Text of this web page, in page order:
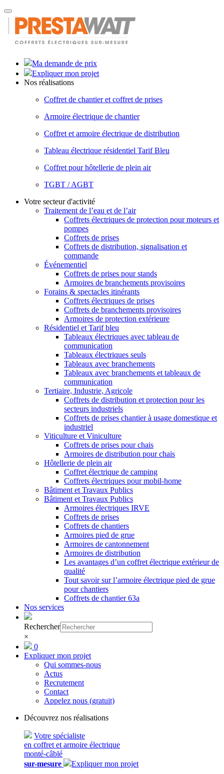
Toggle
navigation
Ma demande de prix
Expliquer mon projet
Nos réalisations
Coffret de chantier et coffret de prises
Armoire électrique de chantier
Coffret et armoire électrique de distribution
Tableau électrique résidentiel Tarif Bleu
Coffret pour hôtellerie de plein air
TGBT / AGBT
Votre secteur d'activité
Traitement de l’eau et de l’air
Coffrets électriques de protection pour moteurs et
pompes
Coffrets de prises
Coffrets de distribution, signalisation et
commande
Événementiel
Coffrets de prises pour stands
Armoires de branchements provisoires
Forains & spectacles itinérants
Coffrets électriques de prises
Coffrets de branchements provisoires
Armoires de protection extérieure
Résidentiel et Tarif bleu
Tableaux électriques avec tableau de
communication
Tableaux électriques seuls
Tableaux avec branchements
Tableaux avec branchements et tableaux de
communication
Tertiaire, Industrie, Agricole
Coffrets de distribution et protection pour les
secteurs industriels
Coffrets de prises chantier à usage domestique et
industriel
Viticulture et Viniculture
Coffrets de prises pour chais
Armoires de distribution pour chais
Hôtellerie de plein air
Coffret électrique de camping
Coffrets électriques pour mobil-home
Bâtiment et Travaux Publics
Bâtiment et Travaux Publics
Armoires électriques IRVE
Coffrets de prises
Coffrets de chantiers
Armoires pied de grue
Armoires de cantonnement
Armoires de distribution
Les avantages d’un coffret électrique extérieur de
qualité
Tout savoir sur l’armoire électrique pied de grue
pour chantiers
Coffrets de chantier 63a
Nos services
Rechercher
×
0
Expliquer mon projet
Qui sommes-nous
Actus
Recrutement
Contact
Appelez nous (gratuit)
Découvrez nos réalisations
Votre spécialiste
en coffret et armoire électrique
monté-câblé
sur-mesure
Expliquer mon projet